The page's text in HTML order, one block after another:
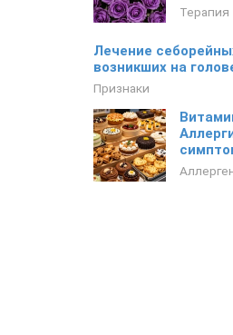
Терапия
Лечение
возникших на
Признаки